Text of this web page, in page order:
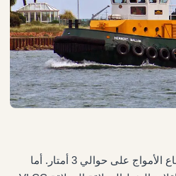
في معظم الحالات، يقتصر ارتفاع الأمواج على حوالي 3 أمتار. أما